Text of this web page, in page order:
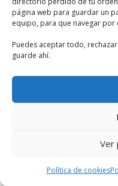
página web para guardar un
equipo, para que navegar por
Puedes aceptar todo,
guarde ahí.
Ver
Política de cookies